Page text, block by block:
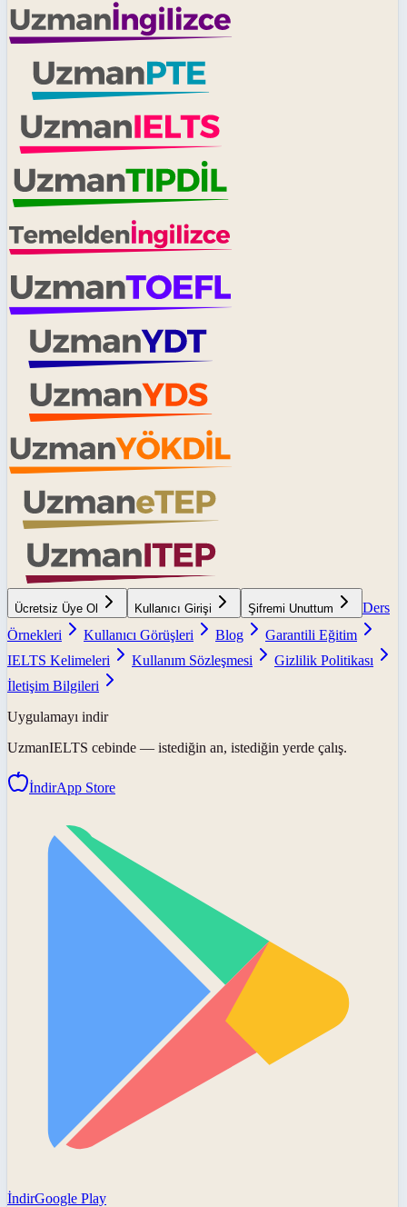
Ücretsiz Üye Ol Kullanıcı Girişi Şifremi Unuttum
Ders
Örnekleri
Kullanıcı Görüşleri Blog
Garantili Eğitim
IELTS Kelimeleri
Kullanım Sözleşmesi
Gizlilik Politikası
İletişim Bilgileri
Uygulamayı indir
UzmanIELTS cebinde — istediğin an, istediğin yerde çalış.
İndirApp Store
İndirGoogle Play